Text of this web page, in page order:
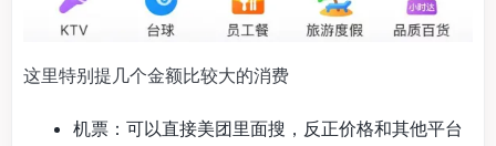
这里特别提几个金额比较大的消费
机票：可以直接美团里面搜，反正价格和其他平台